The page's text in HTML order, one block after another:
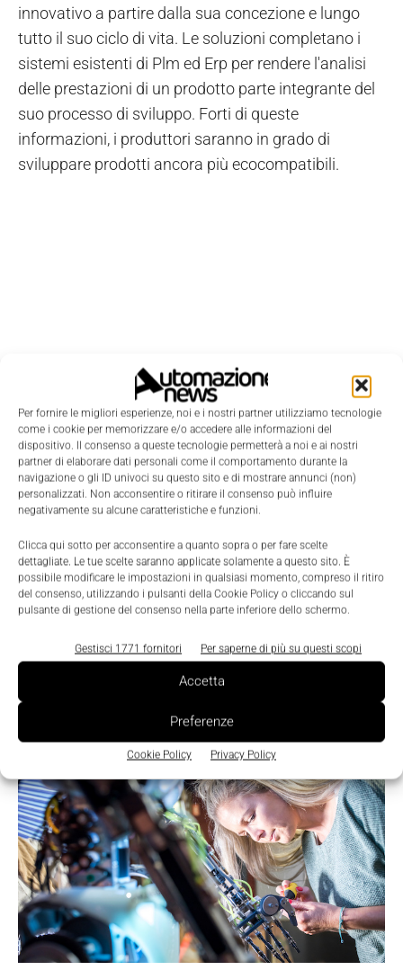
Per fornire le migliori esperienze, noi e i nostri partner utilizziamo tecnologie
come i cookie per memorizzare e/o accedere alle informazioni del
dispositivo. Il consenso a queste tecnologie permetterà a noi e ai nostri
partner di elaborare dati personali come il comportamento durante la
navigazione o gli ID univoci su questo sito e di mostrare annunci (non)
personalizzati. Non acconsentire o ritirare il consenso può influire
negativamente su alcune caratteristiche e funzioni.
Clicca qui sotto per acconsentire a quanto sopra o per fare scelte
dettagliate. Le tue scelte saranno applicate solamente a questo sito. È
possibile modificare le impostazioni in qualsiasi momento, compreso il ritiro
del consenso, utilizzando i pulsanti della Cookie Policy o cliccando sul
pulsante di gestione del consenso nella parte inferiore dello schermo.
Gestisci 1771 fornitori Per saperne di più su questi scopi
Accetta
Preferenze
Cookie Policy Privacy Policy
LEGGI LA RIVISTA ⇢
TI POTREBBERO INTERESSARE ⇢
innovativo a partire dalla sua concezione e lungo
tutto il suo ciclo di vita. Le soluzioni completano i
sistemi esistenti di Plm ed Erp per rendere l'analisi
delle prestazioni di un prodotto parte integrante del
suo processo di sviluppo. Forti di queste
informazioni, i produttori saranno in grado di
sviluppare prodotti ancora più ecocompatibili.